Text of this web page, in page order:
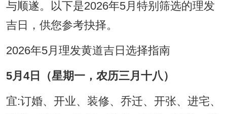
与顺遂。以下是2026年5月特别筛选的理发
吉日，供您参考抉择。
2026年5月理发黄道吉日选择指南
5月4日（星期一，农历三月十八）
宜:订婚、开业、装修、乔迁、开张、进宅、